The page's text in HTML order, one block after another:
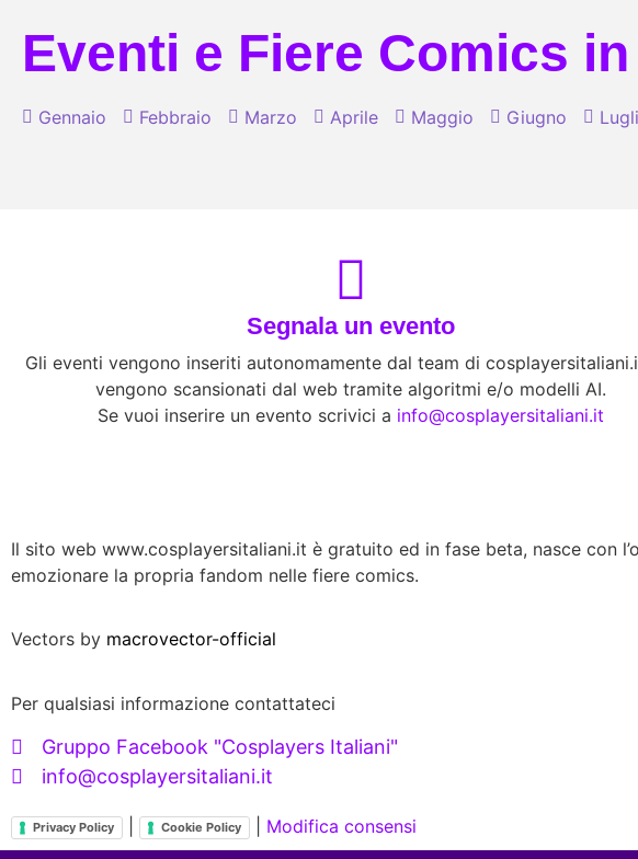
Eventi e Fiere Comics
Gennaio Febbraio Marzo Aprile Maggio Giugno
Segnala un evento
Gli eventi vengono inseriti autonomamente dal team di
vengono scansionati dal web tramite algoritmi e/o modelli AI.
Se vuoi inserire un evento scrivici a info@cosplayersitaliani.it
Il sito web www.cosplayersitaliani.it è gratuito ed in fase beta, nasce con
emozionare la propria fandom nelle fiere comics.
Vectors by macrovector-official
Per qualsiasi informazione contattateci
Gruppo Facebook "Cosplayers Italiani"
info@cosplayersitaliani.it
Privacy Policy Cookie Policy Modifica consensi